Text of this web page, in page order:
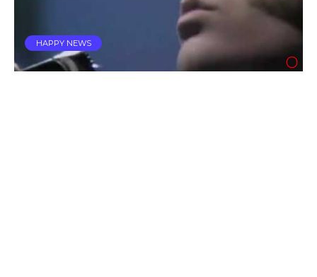
HAPPY NEWS